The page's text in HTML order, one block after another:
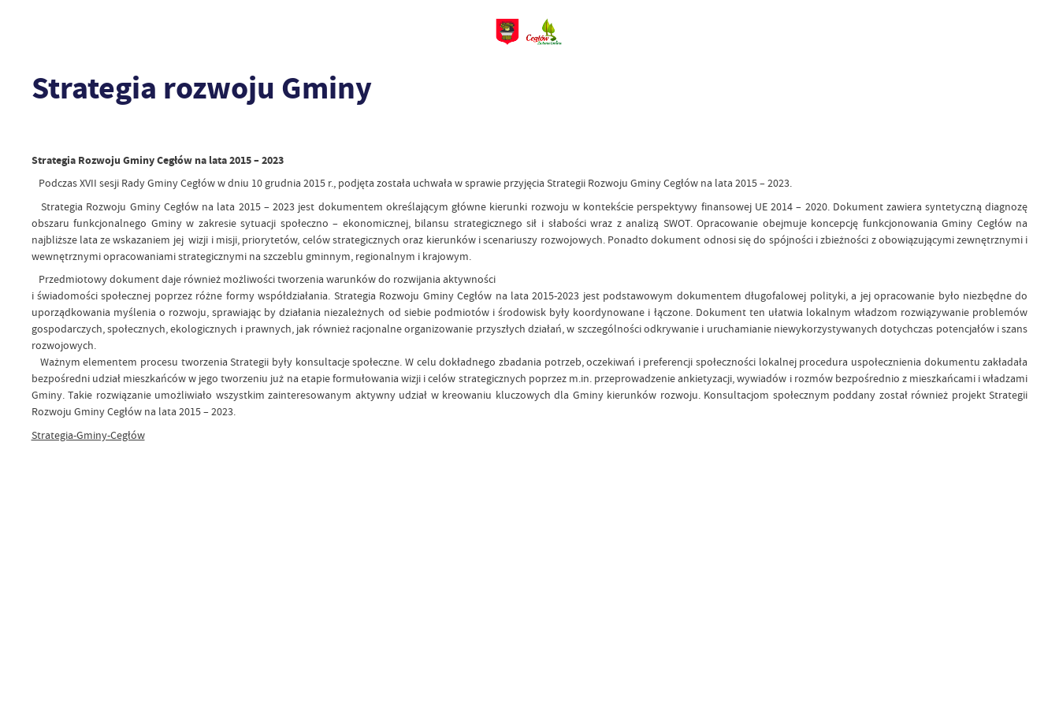
Strategia rozwoju Gminy
Strategia Rozwoju Gminy Cegłów na lata 2015 – 2023
Podczas XVII sesji Rady Gminy Cegłów w dniu 10 grudnia 2015 r., podjęta została uchwała w sprawie przyjęcia Strategii Rozwoju Gminy Cegłów na lata 2015 – 2023.
Strategia Rozwoju Gminy Cegłów na lata 2015 – 2023 jest dokumentem określającym główne kierunki rozwoju w kontekście perspektywy finansowej UE 2014 – 2020. Dokument zawiera syntetyczną diagnozę
obszaru funkcjonalnego Gminy w zakresie sytuacji społeczno – ekonomicznej, bilansu strategicznego sił i słabości wraz z analizą SWOT. Opracowanie obejmuje koncepcję funkcjonowania Gminy Cegłów na
najbliższe lata ze wskazaniem jej wizji i misji, priorytetów, celów strategicznych oraz kierunków i scenariuszy rozwojowych. Ponadto dokument odnosi się do spójności i zbieżności z obowiązującymi zewnętrznymi i
wewnętrznymi opracowaniami strategicznymi na szczeblu gminnym, regionalnym i krajowym.
Przedmiotowy dokument daje również możliwości tworzenia warunków do rozwijania aktywności
i świadomości społecznej poprzez różne formy współdziałania. Strategia Rozwoju Gminy Cegłów na lata 2015-2023 jest podstawowym dokumentem długofalowej polityki, a jej opracowanie było niezbędne do
uporządkowania myślenia o rozwoju, sprawiając by działania niezależnych od siebie podmiotów i środowisk były koordynowane i łączone. Dokument ten ułatwia lokalnym władzom rozwiązywanie problemów
gospodarczych, społecznych, ekologicznych i prawnych, jak również racjonalne organizowanie przyszłych działań, w szczególności odkrywanie i uruchamianie niewykorzystywanych dotychczas potencjałów i szans
rozwojowych.
Ważnym elementem procesu tworzenia Strategii były konsultacje społeczne. W celu dokładnego zbadania potrzeb, oczekiwań i preferencji społeczności lokalnej procedura uspołecznienia dokumentu zakładała
bezpośredni udział mieszkańców w jego tworzeniu już na etapie formułowania wizji i celów strategicznych poprzez m.in. przeprowadzenie ankietyzacji, wywiadów i rozmów bezpośrednio z mieszkańcami i władzami
Gminy. Takie rozwiązanie umożliwiało wszystkim zainteresowanym aktywny udział w kreowaniu kluczowych dla Gminy kierunków rozwoju. Konsultacjom społecznym poddany został również projekt Strategii
Rozwoju Gminy Cegłów na lata 2015 – 2023.
Strategia-Gminy-Cegłów